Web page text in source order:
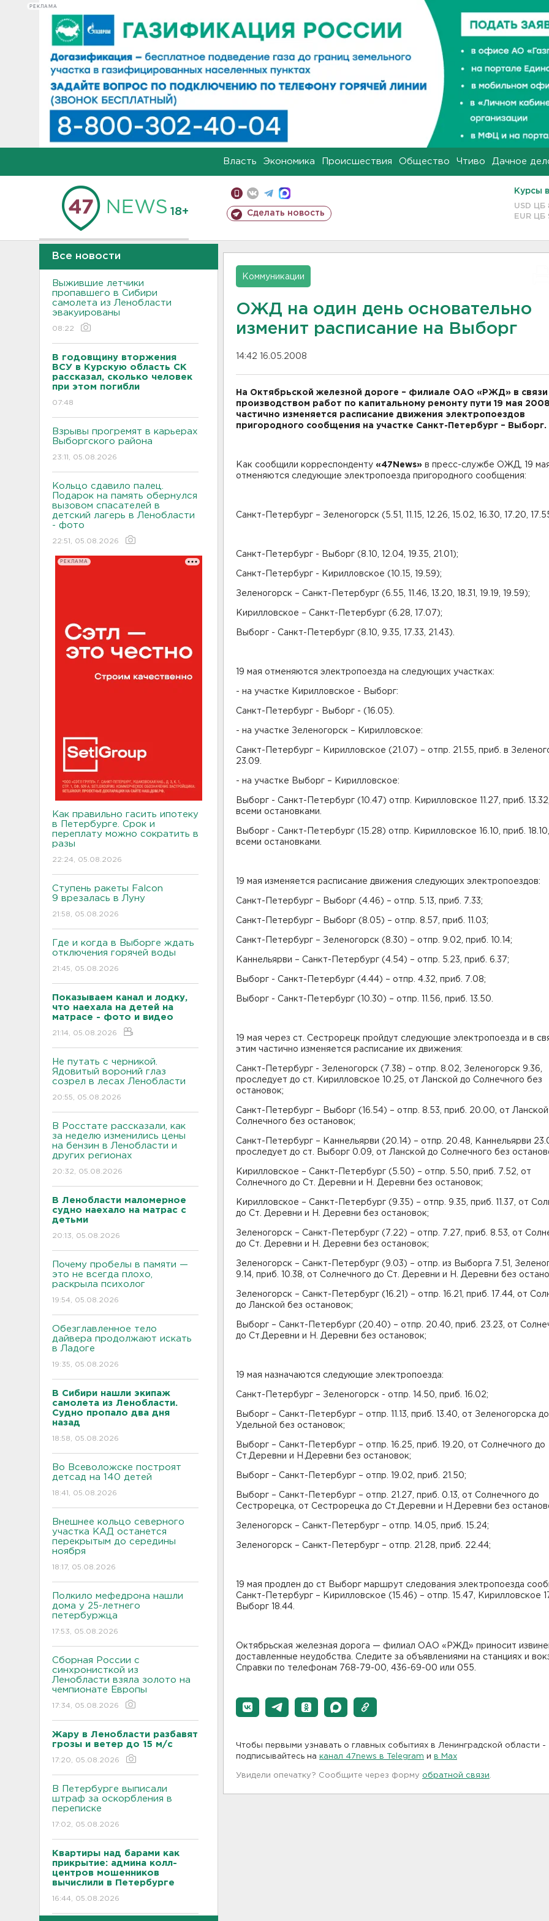
РЕКЛАМА
Власть Экономика Происшествия Общество Чтиво Дачное
18+ Сделать новость
Курсы
USD ЦБ
EUR ЦБ
Все новости
Выжившие летчики
пропавшего в Сибири
самолета из Ленобласти
эвакуированы
08:22
В годовщину вторжения
ВСУ в Курскую область СК
рассказал, сколько человек
при этом погибли
07:48
Взрывы прогремят в карьерах
Выборгского района
23:11, 05.08.2026
Кольцо сдавило палец.
Подарок на память обернулся
вызовом спасателей в
детский лагерь в Ленобласти
- фото
22:51, 05.08.2026
РЕКЛАМА
Как правильно гасить ипотеку
в Петербурге. Срок и
переплату можно сократить в
разы
22:24, 05.08.2026
Ступень ракеты Falcon
9 врезалась в Луну
21:58, 05.08.2026
Где и когда в Выборге ждать
отключения горячей воды
21:45, 05.08.2026
Показываем канал и лодку,
что наехала на детей на
матрасе - фото и видео
21:14, 05.08.2026
Не путать с черникой.
Ядовитый вороний глаз
созрел в лесах Ленобласти
20:55, 05.08.2026
В Росстате рассказали, как
за неделю изменились цены
на бензин в Ленобласти и
других регионах
20:32, 05.08.2026
В Ленобласти маломерное
судно наехало на матрас с
детьми
20:13, 05.08.2026
Почему пробелы в памяти —
это не всегда плохо,
раскрыла психолог
19:54, 05.08.2026
Обезглавленное тело
дайвера продолжают искать
в Ладоге
19:35, 05.08.2026
В Сибири нашли экипаж
самолета из Ленобласти.
Судно пропало два дня
назад
18:58, 05.08.2026
Во Всеволожске построят
детсад на 140 детей
18:41, 05.08.2026
Внешнее кольцо северного
участка КАД останется
перекрытым до середины
ноября
18:17, 05.08.2026
Полкило мефедрона нашли
дома у 25-летнего
петербуржца
17:53, 05.08.2026
Сборная России с
синхронисткой из
Ленобласти взяла золото на
чемпионате Европы
17:34, 05.08.2026
Жару в Ленобласти разбавят
грозы и ветер до 15 м/с
17:20, 05.08.2026
В Петербурге выписали
штраф за оскорбления в
переписке
17:02, 05.08.2026
Квартиры над барами как
прикрытие: админа колл-
центров мошенников
вычислили в Петербурге
16:44, 05.08.2026
Коммуникации
ОЖД на один день основательно
изменит расписание на Выборг
14:42 16.05.2008
На Октябрьской железной дороге – филиале ОАО «РЖД» в связи
производством работ по капитальному ремонту пути 19 мая
частично изменяется расписание движения электропоездов
пригородного сообщения на участке Санкт-Петербург – Выборг.
Как сообщили корреспонденту «47News» в пресс-службе ОЖД, 19
отменяются следующие электропоезда пригородного сообщения:
Санкт-Петербург – Зеленогорск (5.51, 11.15, 12.26, 15.02, 16.30, 17.20,
Санкт-Петербург - Выборг (8.10, 12.04, 19.35, 21.01);
Санкт-Петербург - Кирилловское (10.15, 19.59);
Зеленогорск – Санкт-Петербург (6.55, 11.46, 13.20, 18.31, 19.19, 19.59);
Кирилловское – Санкт-Петербург (6.28, 17.07);
Выборг - Санкт-Петербург (8.10, 9.35, 17.33, 21.43).
19 мая отменяются электропоезда на следующих участках:
- на участке Кирилловское - Выборг:
Санкт-Петербург - Выборг - (16.05).
- на участке Зеленогорск – Кирилловское:
Санкт-Петербург – Кирилловское (21.07) – отпр. 21.55, приб. в
23.09.
- на участке Выборг – Кирилловское:
Выборг - Санкт-Петербург (10.47) отпр. Кирилловское 11.27, приб.
всеми остановками.
Выборг - Санкт-Петербург (15.28) отпр. Кирилловское 16.10, приб.
всеми остановками.
19 мая изменяется расписание движения следующих электропоездов:
Санкт-Петербург – Выборг (4.46) – отпр. 5.13, приб. 7.33;
Санкт-Петербург – Выборг (8.05) – отпр. 8.57, приб. 11.03;
Санкт-Петербург – Зеленогорск (8.30) – отпр. 9.02, приб. 10.14;
Каннельярви – Санкт-Петербург (4.54) – отпр. 5.23, приб. 6.37;
Выборг - Санкт-Петербург (4.44) – отпр. 4.32, приб. 7.08;
Выборг - Санкт-Петербург (10.30) – отпр. 11.56, приб. 13.50.
19 мая через ст. Сестрорецк пройдут следующие электропоезда и в
этим частично изменяется расписание их движения:
Санкт-Петербург - Зеленогорск (7.38) – отпр. 8.02, Зеленогорск 9.36,
проследует до ст. Кирилловское 10.25, от Ланской до Солнечного без
остановок;
Санкт-Петербург – Выборг (16.54) – отпр. 8.53, приб. 20.00, от Ланской
Солнечного без остановок;
Санкт-Петербург – Каннельярви (20.14) – отпр. 20.48, Каннельярви
проследует до ст. Выборг 0.09, от Ланской до Солнечного без
Кирилловское – Санкт-Петербург (5.50) – отпр. 5.50, приб. 7.52, от
Солнечного до Ст. Деревни и Н. Деревни без остановок;
Кирилловское – Санкт-Петербург (9.35) – отпр. 9.35, приб. 11.37, от
до Ст. Деревни и Н. Деревни без остановок;
Зеленогорск – Санкт-Петербург (7.22) – отпр. 7.27, приб. 8.53, от
до Ст. Деревни и Н. Деревни без остановок;
Зеленогорск – Санкт-Петербург (9.03) – отпр. из Выборга 7.51,
9.14, приб. 10.38, от Солнечного до Ст. Деревни и Н. Деревни без
Зеленогорск – Санкт-Петербург (16.21) – отпр. 16.21, приб. 17.44, от
до Ланской без остановок;
Выборг – Санкт-Петербург (20.40) – отпр. 20.40, приб. 23.23, от
до Ст.Деревни и Н. Деревни без остановок;
19 мая назначаются следующие электропоезда:
Санкт-Петербург – Зеленогорск - отпр. 14.50, приб. 16.02;
Выборг – Санкт-Петербург – отпр. 11.13, приб. 13.40, от Зеленогорска до
Удельной без остановок;
Выборг – Санкт-Петербург – отпр. 16.25, приб. 19.20, от Солнечного до
Ст.Деревни и Н.Деревни без остановок;
Выборг – Санкт-Петербург – отпр. 19.02, приб. 21.50;
Выборг – Санкт-Петербург – отпр. 21.27, приб. 0.13, от Солнечного до
Сестрорецка, от Сестрорецка до Ст.Деревни и Н.Деревни без
Зеленогорск – Санкт-Петербург – отпр. 14.05, приб. 15.24;
Зеленогорск – Санкт-Петербург – отпр. 21.28, приб. 22.44;
19 мая продлен до ст Выборг маршрут следования электропоезда
Санкт-Петербург – Кирилловское (15.46) – отпр. 15.47, Кирилловское
Выборг 18.44.
Октябрьская железная дорога — филиал ОАО «РЖД» приносит
доставленные неудобства. Следите за объявлениями на станциях и
Справки по телефонам 768-79-00, 436-69-00 или 055.
Чтобы первыми узнавать о главных событиях в Ленинградской области -
подписывайтесь на канал 47news в Telegram и в Maх
Увидели опечатку? Сообщите через форму обратной связи